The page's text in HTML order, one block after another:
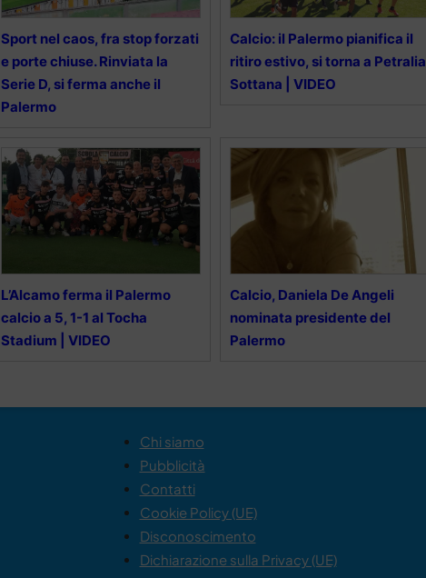
Sport nel caos, fra stop forzati
e porte chiuse. Rinviata la
Serie D, si ferma anche il
Palermo
Calcio: il Palermo pianifica il
ritiro estivo, si torna a Petralia
Sottana | VIDEO
L’Alcamo ferma il Palermo
calcio a 5, 1-1 al Tocha
Stadium | VIDEO
Calcio, Daniela De Angeli
nominata presidente del
Palermo
Chi siamo
Pubblicità
Contatti
Cookie Policy (UE)
Disconoscimento
Dichiarazione sulla Privacy (UE)